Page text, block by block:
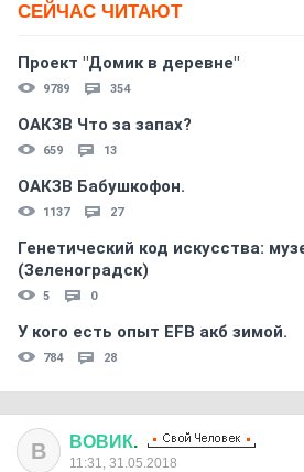
СЕЙЧАС ЧИТАЮТ
Проект "Домик в деревне"
9789 354
ОАКЗВ Что за запах?
659 13
ОАКЗВ Бабушкофон.
1137 27
Генетический код искусства:
(Зеленоградск)
5 0
У кого есть опыт EFB акб зимой.
784 28
В ВОВИК.
11:31, 31.05.2018